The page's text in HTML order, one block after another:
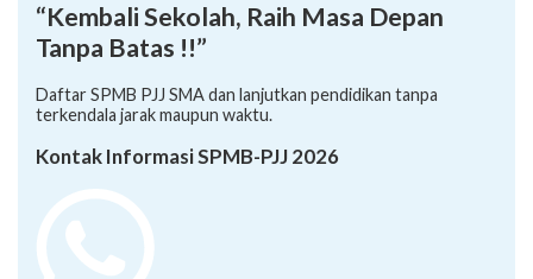
“Kembali Sekolah, Raih Masa Depan
Tanpa Batas !!”
Daftar SPMB PJJ SMA dan lanjutkan pendidikan tanpa
terkendala jarak maupun waktu.
Kontak Informasi SPMB-PJJ 2026